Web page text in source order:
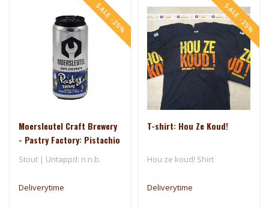
SALE -25%
Moersleutel Craft Brewery
- Pastry Factory: Pistachio
Gelato
Stout | Untappd: n.n.b.
Deliverytime
SALE -25%
T-shirt: Hou Ze Koud!
Hou ze koud! Shirt
Deliverytime